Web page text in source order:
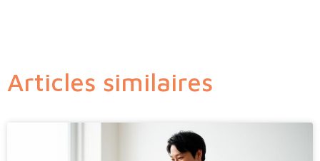
Articles similaires